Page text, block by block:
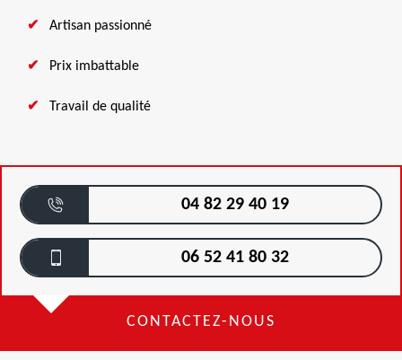
Artisan passionné
Prix imbattable
Travail de qualité
04 82 29 40 19
06 52 41 80 32
CONTACTEZ-NOUS